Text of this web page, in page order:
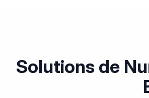
Solutions de